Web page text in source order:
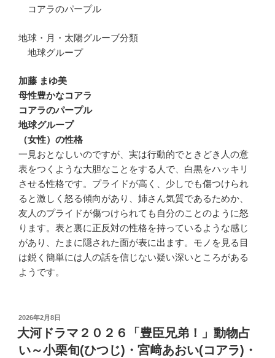
コアラのパープル
地球・月・太陽グルーブ分類
地球グループ
加藤 まゆ美
母性豊かなコアラ
コアラのパープル
地球グループ
（女性）の性格
一見おとなしいのですが、実は行動的でときどき人の意
表をつくような大胆なことをする人で、白黒をハッキリ
させる性格です。プライドが高く、少しでも傷つけられ
ると激しく怒る傾向があり、姉さん気質であるためか、
友人のプライドが傷つけられても自分のことのように怒
ります。表と裏に正反対の性格を持っているような感じ
があり、たまに隠された面が表に出ます。モノを見る目
は鋭く簡単には人の話を信じない疑い深いところがある
ようです。
投
稿
日:
2026年2月8日
大河ドラマ２０２６「豊臣兄弟！」動物占
い～小栗旬(ひつじ)・宮﨑あおい(コアラ)・